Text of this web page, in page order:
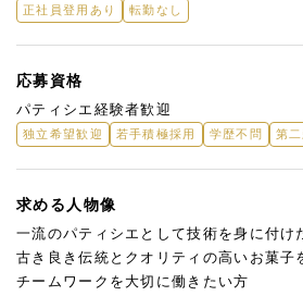
正社員登用あり
転勤なし
応募資格
パティシエ経験者歓迎
独立希望歓迎 若手積極採用 学歴不問 第
求める人物像
一流のパティシエとして技術を身に付け
古き良き伝統とクオリティの高いお菓子
チームワークを大切に働きたい方